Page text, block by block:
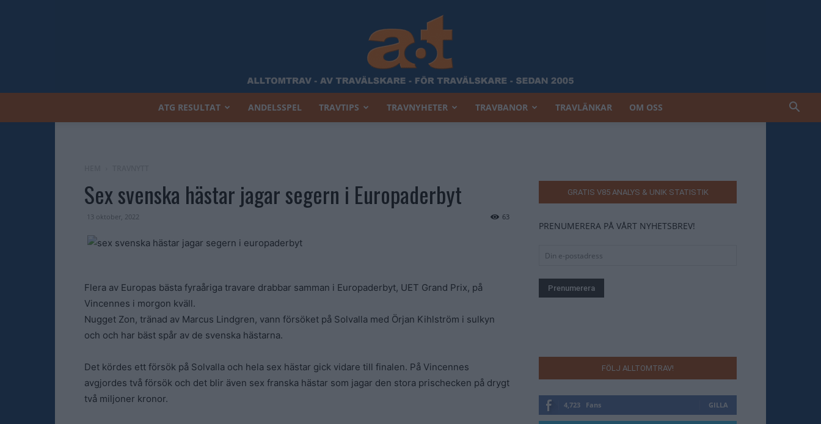
Trav
ATG RESULTAT ANDELSSPEL TRAVTIPS TRAVNYHETER TRAVBANOR TRAVLÄNKAR OM OSS
Sex svenska hästar jagar segern i Europaderbyt
13 oktober, 2022 63
Flera av Europas bästa fyraåriga travare drabbar samman i Europaderbyt, UET Grand Prix, på
Vincennes i morgon kväll.
Nugget Zon, tränad av Marcus Lindgren, vann försöket på Solvalla med Örjan Kihlström i sulkyn
och och har bäst spår av de svenska hästarna.
Det kördes ett försök på Solvalla och hela sex hästar gick vidare till finalen. På Vincennes
avgjordes två försök och det blir även sex franska hästar som jagar den stora prischecken på drygt
två miljoner kronor.
GRATIS V85 ANALYS & UNIK STATISTIK
PRENUMERERA PÅ VÅRT NYHETSBREV!
FÖLJ ALLTOMTRAV!
4,723 Fans GILLA